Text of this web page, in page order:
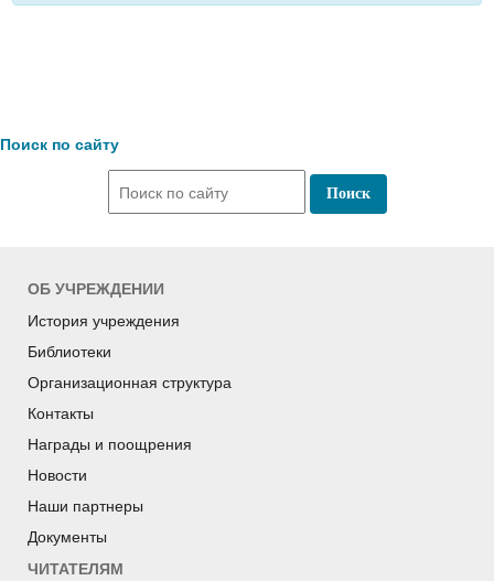
Поиск по сайту
ОБ УЧРЕЖДЕНИИ
История учреждения
Библиотеки
Организационная структура
Контакты
Награды и поощрения
Новости
Наши партнеры
Документы
ЧИТАТЕЛЯМ